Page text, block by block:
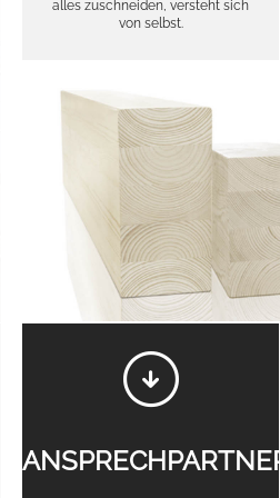
alles zuschneiden, versteht sich
von selbst.
ANSPRECHPARTNER